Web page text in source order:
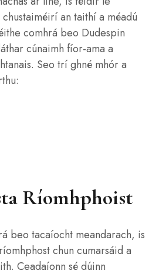
an taithí a méadú
comhrá beo Dudespin
cúnaimh fíor-ama a
Seo trí ghné mhór a
Ríomhphoist
beo tacaíocht meandarach, is
chun cumarsáid a
Ceadaíonn sé dúinn